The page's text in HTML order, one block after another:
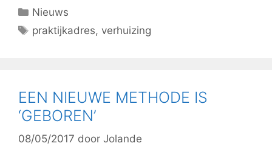
Categorieën
Nieuws
Tags
praktijkadres, verhuizing
EEN NIEUWE METHODE IS
‘GEBOREN’
08/05/2017 door Jolande